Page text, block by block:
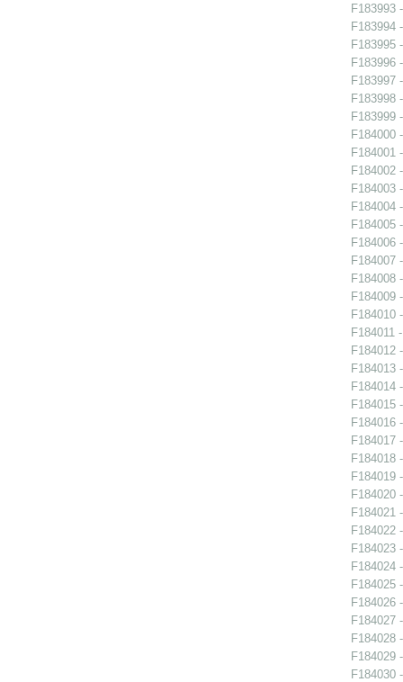
F183993
F183994
F183995
F183996
F183997
F183998
F183999
F184000
F184001
F184002
F184003
F184004
F184005
F184006
F184007
F184008
F184009
F184010
F184011
F184012
F184013
F184014
F184015
F184016
F184017
F184018
F184019
F184020
F184021
F184022
F184023
F184024
F184025
F184026
F184027
F184028
F184029
F184030